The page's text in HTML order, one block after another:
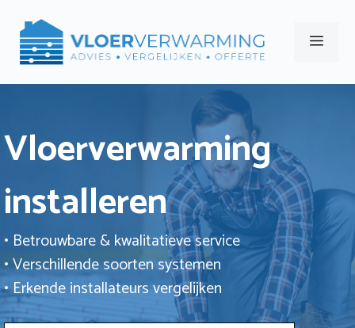
naar
Menu
Vloerverwarming
installeren
• Betrouwbare & kwalitatieve service
• Verschillende soorten systemen
• Erkende installateurs vergelijken